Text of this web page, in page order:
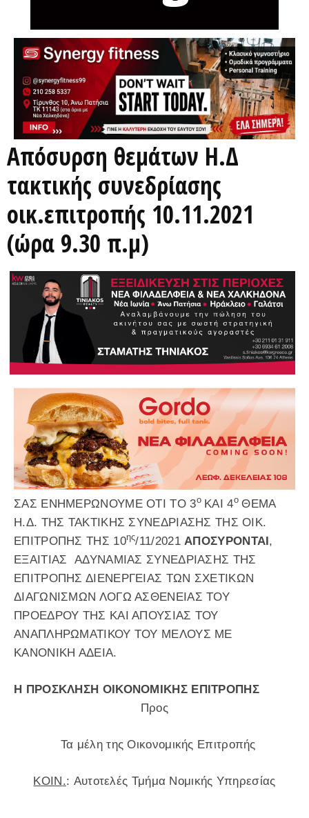
Απόσυρση θεμάτων Η.Δ
τακτικής συνεδρίασης
οικ.επιτροπής 10.11.2021
(ώρα 9.30 π.μ)
ΣΑΣ ΕΝΗΜΕΡΩΝΟΥΜΕ ΟΤΙ ΤΟ 3ο ΚΑΙ 4ο ΘΕΜΑ
Η.Δ. ΤΗΣ ΤΑΚΤΙΚΗΣ ΣΥΝΕΔΡΙΑΣΗΣ ΤΗΣ ΟΙΚ.
ΕΠΙΤΡΟΠΗΣ ΤΗΣ 10ης/11/2021 ΑΠΟΣΥΡΟΝΤΑΙ,
ΕΞΑΙΤΙΑΣ ΑΔΥΝΑΜΙΑΣ ΣΥΝΕΔΡΙΑΣΗΣ ΤΗΣ
ΕΠΙΤΡΟΠΗΣ ΔΙΕΝΕΡΓΕΙΑΣ ΤΩΝ ΣΧΕΤΙΚΩΝ
ΔΙΑΓΩΝΙΣΜΩΝ ΛΟΓΩ ΑΣΘΕΝΕΙΑΣ ΤΟΥ
ΠΡΟΕΔΡΟΥ ΤΗΣ ΚΑΙ ΑΠΟΥΣΙΑΣ ΤΟΥ
ΑΝΑΠΛΗΡΩΜΑΤΙΚΟΥ ΤΟΥ ΜΕΛΟΥΣ ΜΕ
ΚΑΝΟΝΙΚΗ ΑΔΕΙΑ.
Η ΠΡΟΣΚΛΗΣΗ ΟΙΚΟΝΟΜΙΚΗΣ ΕΠΙΤΡΟΠΗΣ
Προς
Τα μέλη της Οικονομικής Επιτροπής
KOIN.: Αυτοτελές Τμήμα Νομικής Υπηρεσίας